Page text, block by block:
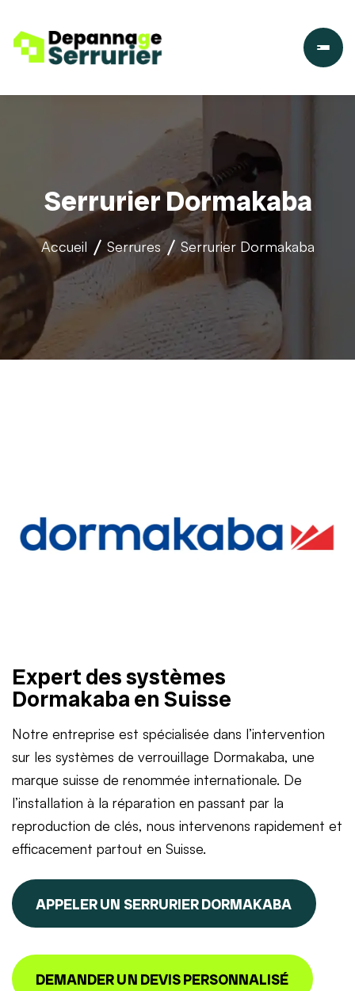
Serrurier Dormakaba
Accueil Serrures Serrurier Dormakaba
Expert des systèmes
Dormakaba en Suisse
Notre entreprise est spécialisée dans l’intervention
sur les systèmes de verrouillage Dormakaba, une
marque suisse de renommée internationale. De
l’installation à la réparation en passant par la
reproduction de clés, nous intervenons rapidement et
efficacement partout en Suisse.
APPELER UN SERRURIER DORMAKABA
DEMANDER UN DEVIS PERSONNALISÉ